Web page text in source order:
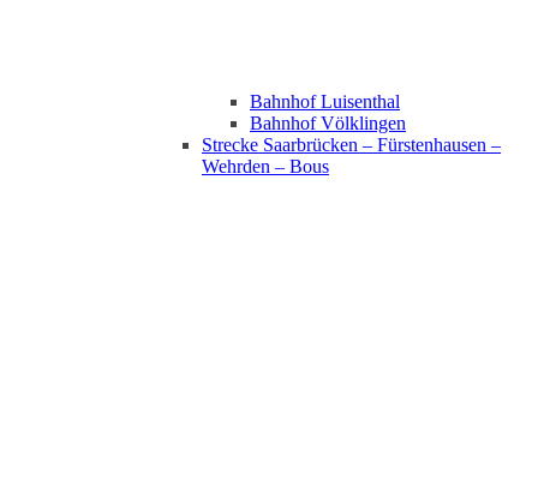
Bahnhof Luisenthal
Bahnhof Völklingen
Strecke Saarbrücken – Fürstenhausen –
Wehrden – Bous